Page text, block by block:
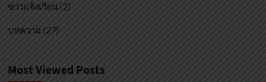
ข่าวแจ้งเวียน(2)
บทความ (27)
Most Viewed Posts